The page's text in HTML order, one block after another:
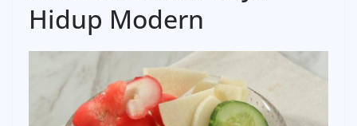
Hidup Modern